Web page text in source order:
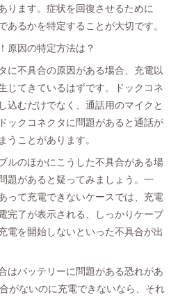
ります。症状を回復させるために
あるかを特定することが大切です。
原因の特定方法は？
に不具合の原因がある場合、充電以
じてきているはずです。ドックコネ
込むだけでなく、通話用のマイクと
ックコネクタに問題があると通話が
うことがあります。
ルのほかにこうした不具合がある場
題があると疑ってみましょう。一
って充電できないケースでは、充電
完了が表示される、しっかりケーブ
電を開始しないといった不具合が出
はバッテリーに問題がある恐れがあ
がないのに充電できないなら、それ